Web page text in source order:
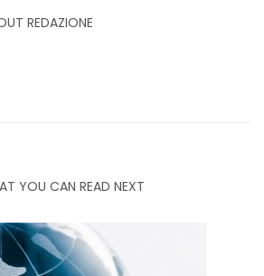
REDAZIONE
YOU CAN READ NEXT